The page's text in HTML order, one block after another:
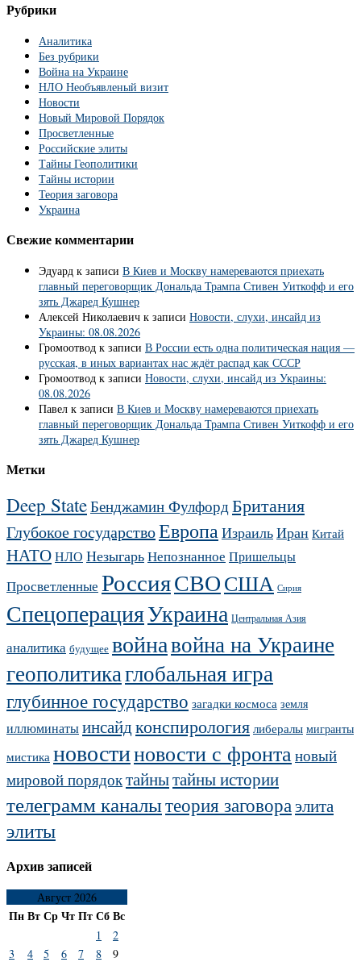
Рубрики
Аналитика
Без рубрики
Война на Украине
НЛО Необъявленый визит
Новости
Новый Мировой Порядок
Просветленные
Российские элиты
Тайны Геополитики
Тайны истории
Теория заговора
Украина
Свежие комментарии
Эдуард к записи В Киев и Москву намереваются приехать
главный переговорщик Дональда Трампа Стивен Уиткофф и его
зять Джаред Кушнер
Алексей Николаевич к записи Новости, слухи, инсайд из
Украины: 08.08.2026
Громоотвод к записи В России есть одна политическая нация —
русская, в иных вариантах нас ждёт распад как СССР
Громоотвод к записи Новости, слухи, инсайд из Украины:
08.08.2026
Павел к записи В Киев и Москву намереваются приехать
главный переговорщик Дональда Трампа Стивен Уиткофф и его
зять Джаред Кушнер
Метки
Deep StateБенджамин Фулфорд Британия
Глубокое государствоЕвропаИзраильИран Китай
НАТОНЛО НезыгарьНепознанное Пришельцы
Просветленные РоссияСВОСША Сирия
СпецоперацияУкраина Центральная Азия
аналитика будущее войнавойна на Украине
геополитикаглобальная игра
глубинное государство загадки космоса земля
иллюминатыинсайдконспирология либералы мигранты
мистика новостиновости с фронта новый
мировой порядоктайнытайны истории
телеграмм каналытеория заговораэлита
элиты
Архив записей
Август 2026
ПнВтСрЧтПтСбВс
1
2
3
4 5 6 7 8
9